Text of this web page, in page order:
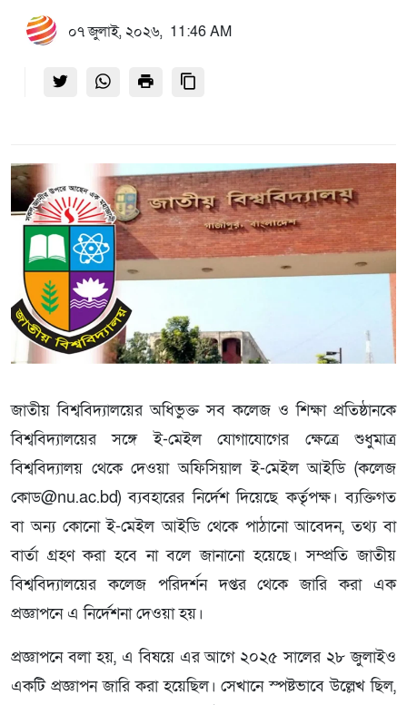
০৭ জুলাই, ২০২৬, 11:46 AM
জাতীয় বিশ্ববিদ্যালয়ের অধিভুক্ত সব কলেজ ও শিক্ষা প্রতিষ্ঠানকে
বিশ্ববিদ্যালয়ের সঙ্গে ই-মেইল যোগাযোগের ক্ষেত্রে শুধুমাত্র
বিশ্ববিদ্যালয় থেকে দেওয়া অফিসিয়াল ই-মেইল আইডি (কলেজ
কোড@nu.ac.bd) ব্যবহারের নির্দেশ দিয়েছে কর্তৃপক্ষ। ব্যক্তিগত
বা অন্য কোনো ই-মেইল আইডি থেকে পাঠানো আবেদন, তথ্য বা
বার্তা গ্রহণ করা হবে না বলে জানানো হয়েছে। সম্প্রতি জাতীয়
বিশ্ববিদ্যালয়ের কলেজ পরিদর্শন দপ্তর থেকে জারি করা এক
প্রজ্ঞাপনে এ নির্দেশনা দেওয়া হয়।
প্রজ্ঞাপনে বলা হয়, এ বিষয়ে এর আগে ২০২৫ সালের ২৮ জুলাইও
একটি প্রজ্ঞাপন জারি করা হয়েছিল। সেখানে স্পষ্টভাবে উল্লেখ ছিল,